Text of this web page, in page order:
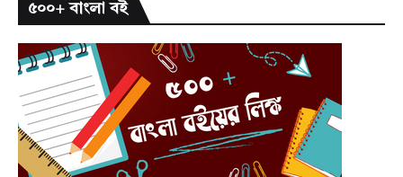
৫০০+ বাংলা বই